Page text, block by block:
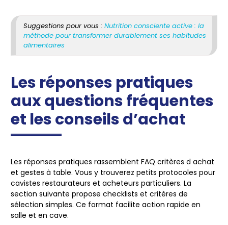
Suggestions pour vous : Nutrition consciente active : la
méthode pour transformer durablement ses habitudes
alimentaires
Les réponses pratiques
aux questions fréquentes
et les conseils d’achat
Les réponses pratiques rassemblent FAQ critères d achat
et gestes à table. Vous y trouverez petits protocoles pour
cavistes restaurateurs et acheteurs particuliers. La
section suivante propose checklists et critères de
sélection simples. Ce format facilite action rapide en
salle et en cave.